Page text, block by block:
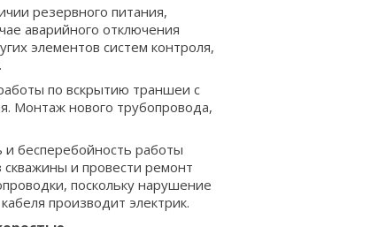
резервного питания,
аварийного отключения
элементов систем контроля,
по вскрытию траншеи с
Монтаж нового трубопровода,
бесперебойность работы
скважины и провести ремонт
поскольку нарушение
производит электрик.